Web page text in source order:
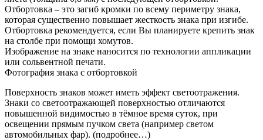
Отбортовка – это загиб кромки по всему периметру знака,
которая существенно повышает жесткость знака при изгибе.
Отбортовка рекомендуется, если Вы планируете крепить знак
на столбе при помощи хомутов.
Изображение на знаке наносится по технологии аппликации
или сольвентной печати.
Фотография знака с отбортовкой
Поверхность знаков может иметь эффект светоотражения.
Знаки со светоотражающей поверхностью отличаются
повышенной видимостью в тёмное время суток, при
освещении прямым пучком света (например светом
автомобильных фар). (подробнее…)